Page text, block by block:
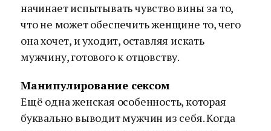
начинает испытывать чувство вины за то,
что не может обеспечить женщине то, чего
она хочет, и уходит, оставляя искать
мужчину, готового к отцовству.
Манипулирование сексом
Ещё одна женская особенность, которая
буквально выводит мужчин из себя. Когда